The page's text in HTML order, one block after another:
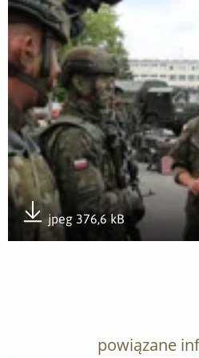
jpeg 376,6 kB
Pobierz załącznik
powiązane